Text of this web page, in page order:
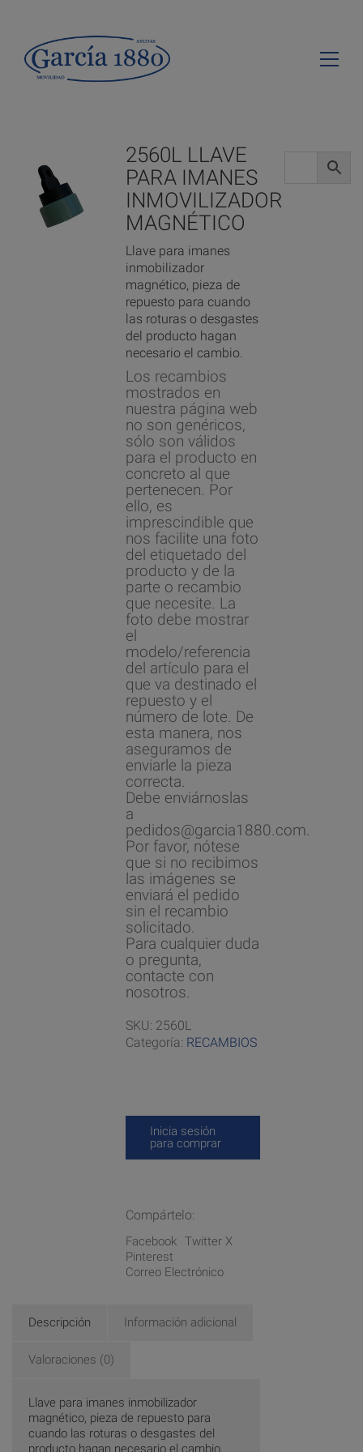
2560L LLAVE
PARA IMANES
INMOVILIZADOR
MAGNÉTICO
Llave para imanes
inmobilizador
magnético, pieza de
repuesto para cuando
las roturas o desgastes
del producto hagan
necesario el cambio.
Los recambios
mostrados en
nuestra página web
no son genéricos,
sólo son válidos
para el producto en
concreto al que
pertenecen. Por
ello, es
imprescindible que
nos facilite una foto
del etiquetado del
producto y de la
parte o recambio
que necesite. La
foto debe mostrar
el
modelo/referencia
del artículo para el
que va destinado el
repuesto y el
número de lote. De
esta manera, nos
aseguramos de
enviarle la pieza
correcta.
Debe enviárnoslas
a
pedidos@garcia1880.com.
Por favor, nótese
que si no recibimos
las imágenes se
enviará el pedido
sin el recambio
solicitado.
Para cualquier duda
o pregunta,
contacte con
nosotros.
SKU: 2560L
Categoría: RECAMBIOS
Inicia sesión
para comprar
Compártelo:
Facebook Twitter X
Pinterest
Correo Electrónico
Descripción Información adicional
Valoraciones (0)
Llave para imanes inmobilizador
magnético, pieza de repuesto para
cuando las roturas o desgastes del
producto hagan necesario el cambio.